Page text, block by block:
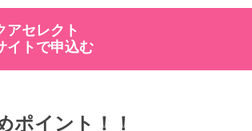
アセレクト
イトで申込む
ポイント！！